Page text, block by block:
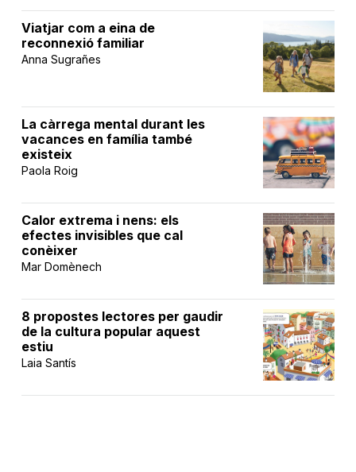
Viatjar com a eina de
reconnexió familiar
Anna Sugrañes
La càrrega mental durant les
vacances en família també
existeix
Paola Roig
Calor extrema i nens: els
efectes invisibles que cal
conèixer
Mar Domènech
8 propostes lectores per gaudir
de la cultura popular aquest
estiu
Laia Santís